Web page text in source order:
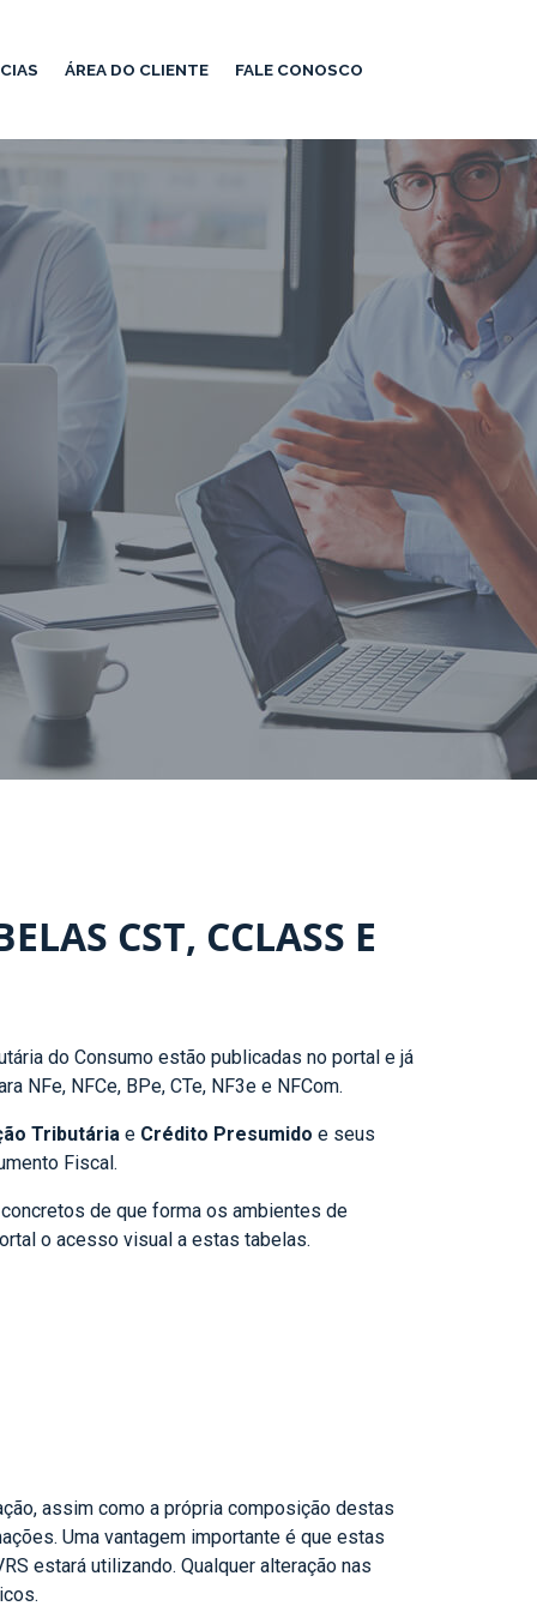
ÁREA DO CLIENTE FALE CONOSCO
CST, CCLASS E
do Consumo estão publicadas no portal e já
NFe, NFCe, BPe, CTe, NF3e e NFCom.
Tributária e Crédito Presumido e seus
Fiscal.
de que forma os ambientes de
o acesso visual a estas tabelas.
assim como a própria composição destas
Uma vantagem importante é que estas
estará utilizando. Qualquer alteração nas